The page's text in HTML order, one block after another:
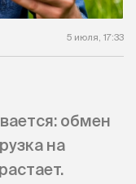
5 июля, 17:33
обмен
на